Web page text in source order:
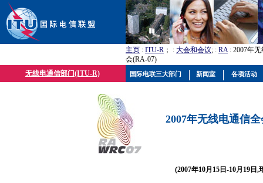
主页 : ITU-R ； : 大会和会议; : RA: 2007年
会(RA-07)
无线电通信部门(ITU-R)
2007年无线电通信
(2007年10月15日-10月19日,
国际电联三大部门 新闻室 各项活动